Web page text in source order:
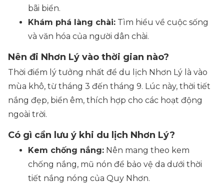
bãi biển.
Khám phá làng chài: Tìm hiểu về cuộc sống
và văn hóa của người dân chài.
Nên đi Nhơn Lý vào thời gian nào?
Thời điểm lý tưởng nhất để du lịch Nhơn Lý là vào
mùa khô, từ tháng 3 đến tháng 9. Lúc này, thời tiết
nắng đẹp, biển êm, thích hợp cho các hoạt động
ngoài trời.
Có gì cần lưu ý khi du lịch Nhơn Lý?
Kem chống nắng: Nên mang theo kem
chống nắng, mũ nón để bảo vệ da dưới thời
tiết nắng nóng của Quy Nhơn.